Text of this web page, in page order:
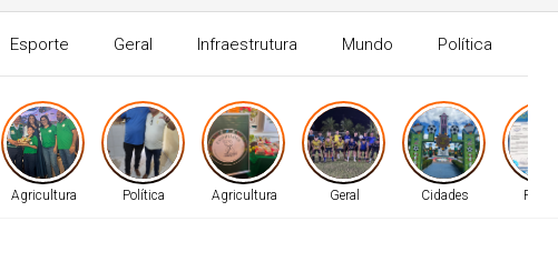
Esporte Geral Infraestrutura Mundo Política
Agricultura Política Agricultura Geral Cidades